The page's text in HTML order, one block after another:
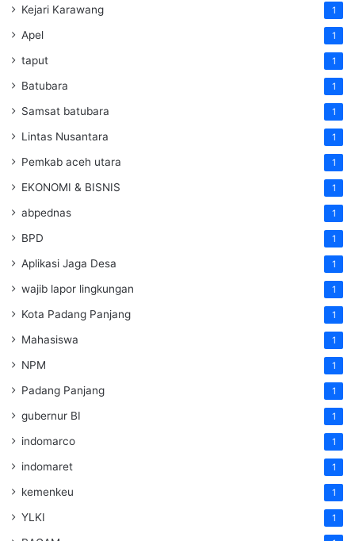
Kejari Karawang 1
Apel 1
taput 1
Batubara 1
Samsat batubara 1
Lintas Nusantara 1
Pemkab aceh utara 1
EKONOMI & BISNIS 1
abpednas 1
BPD 1
Aplikasi Jaga Desa 1
wajib lapor lingkungan 1
Kota Padang Panjang 1
Mahasiswa 1
NPM 1
Padang Panjang 1
gubernur BI 1
indomarco 1
indomaret 1
kemenkeu 1
YLKI 1